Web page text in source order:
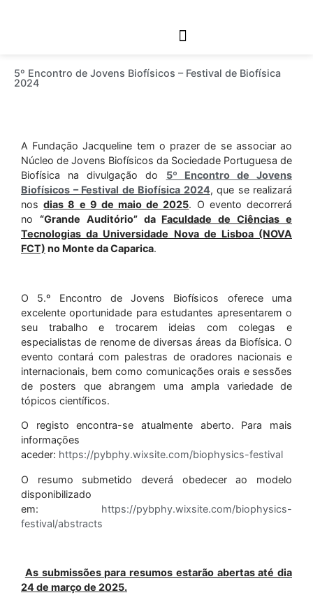
5º Encontro de Jovens Biofísicos – Festival de Biofísica
2024
A Fundação Jacqueline tem o prazer de se associar ao
Núcleo de Jovens Biofísicos da Sociedade Portuguesa de
Biofísica na divulgação do 5º Encontro de Jovens
Biofísicos – Festival de Biofísica 2024, que se realizará
nosdias 8 e 9 de maio de 2025. O evento decorrerá
no “Grande Auditório” da Faculdade de Ciências e
Tecnologias da Universidade Nova de Lisboa (NOVA
FCT) no Monte da Caparica.
O 5.º Encontro de Jovens Biofísicos oferece uma
excelente oportunidade para estudantes apresentarem o
seu trabalho e trocarem ideias com colegas e
especialistas de renome de diversas áreas da Biofísica. O
evento contará com palestras de oradores nacionais e
internacionais, bem como comunicações orais e sessões
de posters que abrangem uma ampla variedade de
tópicos científicos.
O registo encontra-se atualmente aberto. Para mais
informações
aceder: https://pybphy.wixsite.com/biophysics-festival
O resumo submetido deverá obedecer ao modelo
disponibilizado
em: https://pybphy.wixsite.com/biophysics-
festival/abstracts
As submissões para resumos estarão abertas até dia
24 de março de 2025.